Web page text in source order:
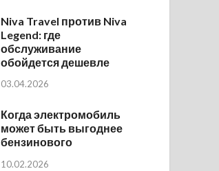
Niva Travel против Niva
Legend: где
обслуживание
обойдется дешевле
03.04.2026
Когда электромобиль
может быть выгоднее
бензинового
10.02.2026